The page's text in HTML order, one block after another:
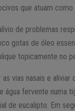
que atuam como
de problemas
gotas de óleo
topicamente no
vias nasais e aliviar
água fervente numa
de eucalipto. Em